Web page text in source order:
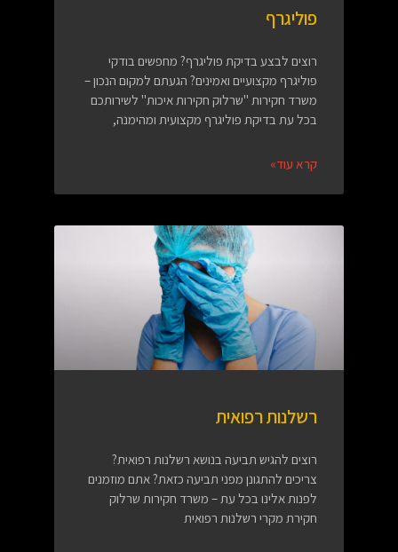
פוליגרף
רוצים לבצע בדיקת פוליגרף? מחפשים בודקי
פוליגרף מקצועיים ואמינים? הגעתם למקום הנכון –
משרד חקירות "שרלוק חקירות איכות" לשירותכם
בכל עת בדיקת פוליגרף מקצועית ומהימנה,
קרא עוד»
רשלנות רפואית
רוצים להגיש תביעה בנושא רשלנות רפואית?
צריכים להתגונן מפני תביעה כזאת? אתם מוזמנים
לפנות אלינו בכל עת – משרד חקירות שרלוק
חקירת מקרי רשלנות רפואית